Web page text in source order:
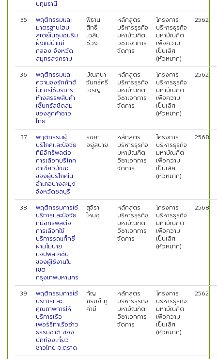
ปทุมธานี
35
พฤติกรรมและ
มาตรฐานโฮม
สเตย์ในชุมชนริม
ฝั่งแม่น้าแม่
กลอง จังหวัด
สมุทรสงคราม
พิธาน
สิทธิ์
เฉลิม
ช่วง
หลักสูตร
บริหารธุรกิจ
มหาบัณฑิต
วิชาเอกการ
จัดการ
โครงการ
บริหารธุรกิจ
มหาบัณฑิต
เพื่อความ
เป็นเลิศ
(หัวหมาก)
2562
36
พฤติกรรมและ
ความจงรักภักดี
ในการใช้บริการ
ห้างสรรพสินค้า
เซ็นทรัลชิดลม
ของลูกค้าชาว
ไทย
มัณฑนา
จันทร์ศรี
เจริญ
หลักสูตร
บริหารธุรกิจ
มหาบัณฑิต
วิชาเอกการ
จัดการ
โครงการ
บริหารธุรกิจ
มหาบัณฑิต
เพื่อความ
เป็นเลิศ
(หัวหมาก)
2562
37
พฤติกรรมผู้
บริโภคและปัจจัย
ที่มีอิทธิพลต่อ
การเลือกบริโภค
ชาเขียวมัจฉะ
ของผู้บริโภคใน
อำเภอบางละมุง
จังหวัดชลบุรี
รชยา
อยู่สบาย
หลักสูตร
บริหารธุรกิจ
มหาบัณฑิต
วิชาเอกการ
จัดการ
โครงการ
บริหารธุรกิจ
มหาบัณฑิต
เพื่อความ
เป็นเลิศ
(หัวหมาก)
2568
38
พฤติกรรมการใช้
บริการและปัจจัย
ที่มีอิทธิพลต่อ
การเลือกใช้
บริการรถแท็กซี่
ผ่านโมบาย
แอปพลิเคชัน
ของผู้ใช้งานใน
เขต
กรุงเทพมหานคร
สุจิรา
ไหมชู
หลักสูตร
บริหารธุรกิจ
มหาบัณฑิต
วิชาเอกการ
จัดการ
โครงการ
บริหารธุรกิจ
มหาบัณฑิต
เพื่อความ
เป็นเลิศ
(หัวหมาก)
2568
39
พฤติกรรมการใช้
บริการและ
คุณภาพการให้
บริการเรือ
เฟอร์รี่ท่าเรืออ่าว
ธรรมชาติ ของ
นักท่องเที่ยว
ชาวไทย จ.ตราด
กัญ
ภิรมย์ ทู
คำมี
หลักสูตร
บริหารธุรกิจ
มหาบัณฑิต
วิชาเอกการ
จัดการ
โครงการ
บริหารธุรกิจ
มหาบัณฑิต
เพื่อความ
เป็นเลิศ
(หัวหมาก)
2562